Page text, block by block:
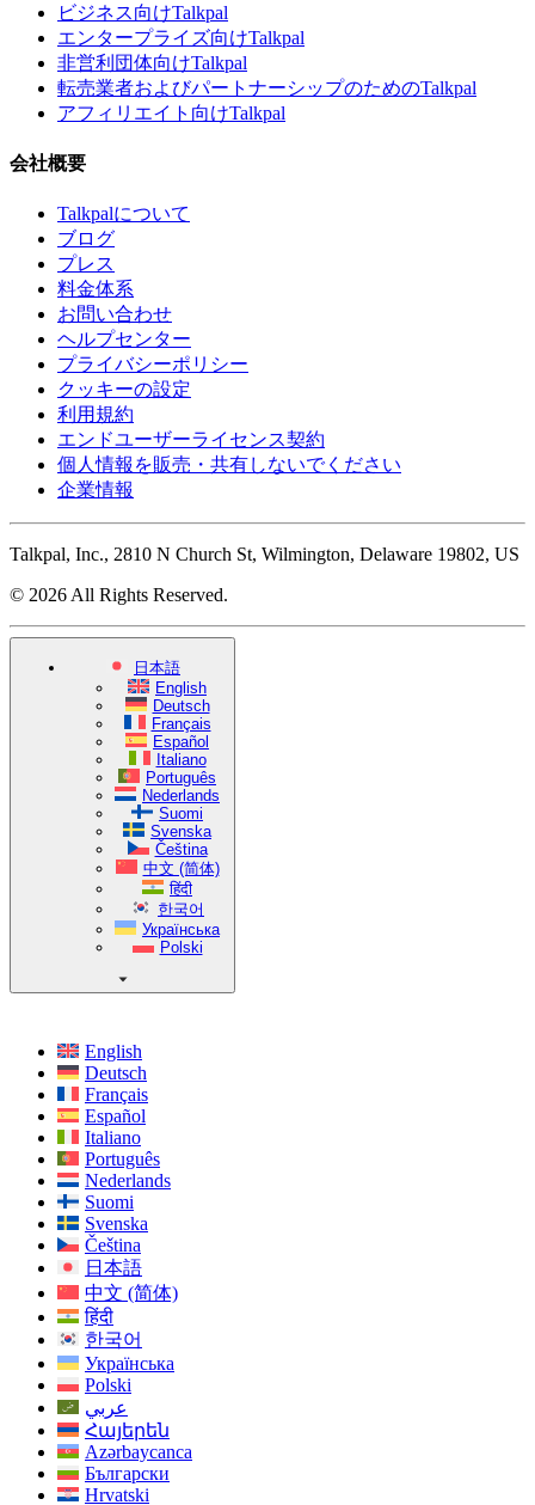
ビジネス向けTalkpal
エンタープライズ向けTalkpal
非営利団体向けTalkpal
転売業者およびパートナーシップのためのTalkpal
アフィリエイト向けTalkpal
会社概要
Talkpalについて
ブログ
プレス
料金体系
お問い合わせ
ヘルプセンター
プライバシーポリシー
クッキーの設定
利用規約
エンドユーザーライセンス契約
個人情報を販売・共有しないでください
企業情報
Talkpal, Inc., 2810 N Church St, Wilmington, Delaware 19802, US
© 2026 All Rights Reserved.
日本語
English
Deutsch
Français
Español
Italiano
Português
Nederlands
Suomi
Svenska
Čeština
中文 (简体)
हिंदी
한국어
Українська
Polski
English
Deutsch
Français
Español
Italiano
Português
Nederlands
Suomi
Svenska
Čeština
日本語
中文 (简体)
हिंदी
한국어
Українська
Polski
عربي
Հայերեն
Azərbaycanca
Български
Hrvatski